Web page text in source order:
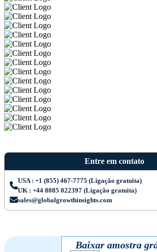
Entre em contato
USA : +1 (855) 467-7775 (Ligação gratuita)
UK : +44 8085 022397 (Ligação gratuita)
sales@globalgrowthinsights.com
Baixar amostra